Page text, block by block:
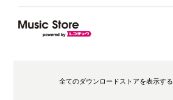
全てのダウンロードストアを表示する